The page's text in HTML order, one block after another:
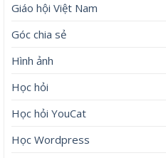
Giáo hội Việt Nam
Góc chia sẻ
Hình ảnh
Học hỏi
Học hỏi YouCat
Học Wordpress